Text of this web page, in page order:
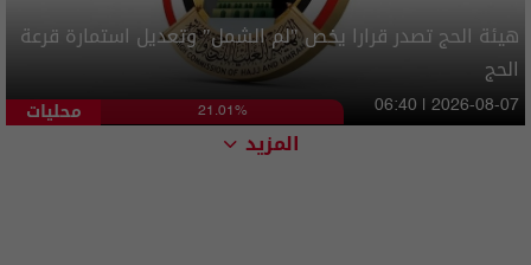
هيئة الحج تصدر قرارا يخص "لم الشمل" وتعديل استمارة قرعة
الحج
محليات 21.01% 06:40 | 2026-08-07
المزيد